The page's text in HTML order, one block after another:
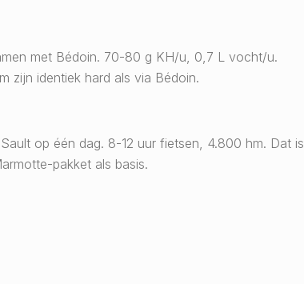
met Bédoin. 70-80 g KH/u, 0,7 L vocht/u.
zijn identiek hard als via Bédoin.
op één dag. 8-12 uur fietsen, 4.800 hm. Dat is
pakket als basis.